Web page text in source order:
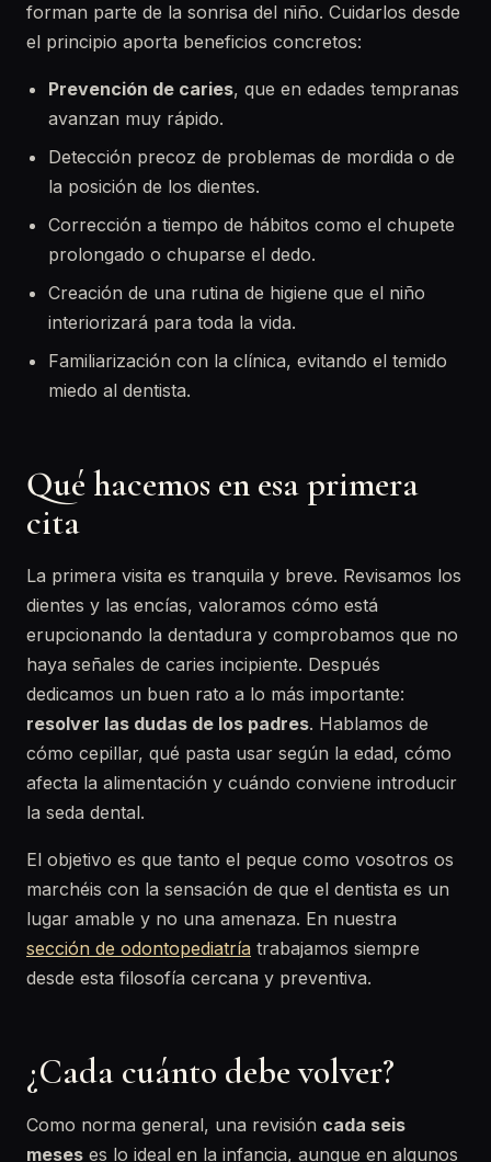
forman parte de la sonrisa del niño. Cuidarlos desde
el principio aporta beneficios concretos:
Prevención de caries, que en edades tempranas
avanzan muy rápido.
Detección precoz de problemas de mordida o de
la posición de los dientes.
Corrección a tiempo de hábitos como el chupete
prolongado o chuparse el dedo.
Creación de una rutina de higiene que el niño
interiorizará para toda la vida.
Familiarización con la clínica, evitando el temido
miedo al dentista.
Qué hacemos en esa primera
cita
La primera visita es tranquila y breve. Revisamos los
dientes y las encías, valoramos cómo está
erupcionando la dentadura y comprobamos que no
haya señales de caries incipiente. Después
dedicamos un buen rato a lo más importante:
resolver las dudas de los padres. Hablamos de
cómo cepillar, qué pasta usar según la edad, cómo
afecta la alimentación y cuándo conviene introducir
la seda dental.
El objetivo es que tanto el peque como vosotros os
marchéis con la sensación de que el dentista es un
lugar amable y no una amenaza. En nuestra
sección de odontopediatría trabajamos siempre
desde esta filosofía cercana y preventiva.
¿Cada cuánto debe volver?
Como norma general, una revisión cada seis
meses es lo ideal en la infancia, aunque en algunos